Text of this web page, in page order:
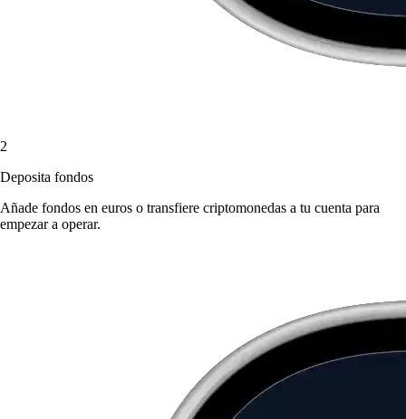
2
Deposita fondos
Añade fondos en euros o transfiere criptomonedas a tu cuenta para
empezar a operar.